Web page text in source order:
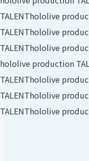
TALENThololive
TALENThololive
TALENThololive
hololive production
TALENThololive
TALENThololive
TALENThololive